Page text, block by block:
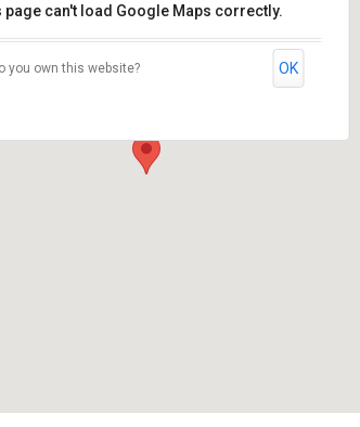
page can't load Google Maps correctly.
you own this website? OK